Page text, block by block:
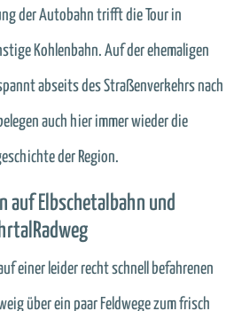
der Autobahn trifft die Tour in
Kohlenbahn. Auf der ehemaligen
abseits des Straßenverkehrs nach
auch hier immer wieder die
der Region.
auf Elbschetalbahn und
einer leider recht schnell befahrenen
über ein paar Feldwege zum frisch